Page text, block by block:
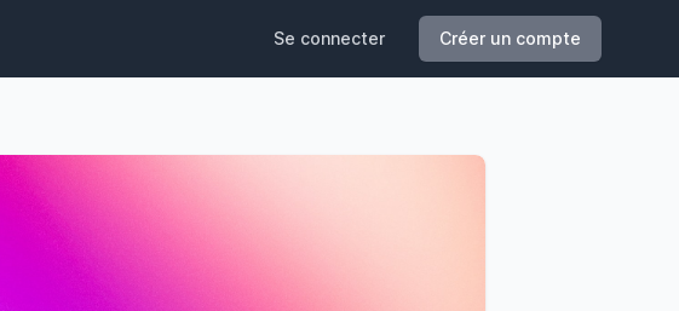
Se connecter Créer un compte